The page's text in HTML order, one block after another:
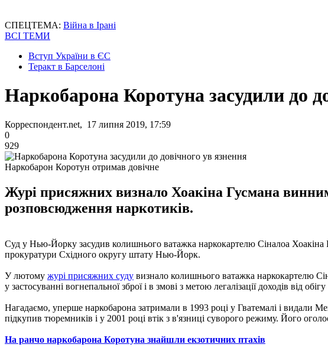
СПЕЦТЕМА: Війна в Ірані
ВСІ ТЕМИ
Вступ України в ЄС
Теракт в Барселоні
Наркобарона Коротуна засудили до
Корреспондент.net, 17 липня 2019, 17:59
0
929
Наркобарон Коротун отримав довічне
Журі присяжних визнало Хоакіна Гусмана
розповсюдження наркотиків.
Суд у Нью-Йорку засудив колишнього ватажка наркокартелю Сіналоа Хоакіна
прокуратури Східного округу штату Нью-Йорк.
У лютому журі присяжних суду визнало колишнього ватажка наркокартелю
у застосуванні вогнепальної зброї і в змові з метою легалізації доходів від
Нагадаємо, уперше наркобарона затримали в 1993 році у Гватемалі і видали
підкупив тюремників і у 2001 році втік з в'язниці суворого режиму. Його
На ранчо наркобарона Коротуна знайшли екзотичних птахів